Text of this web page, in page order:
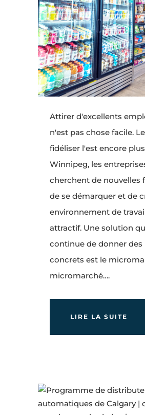
Attirer d'excellents
n'est pas chose facile.
fidéliser l'est encore
Winnipeg, les
cherchent de nouvelles
de se démarquer et de
environnement de
attractif. Une solution
continue de donner des
concrets est le
micromarché….
LIRE LA SUITE